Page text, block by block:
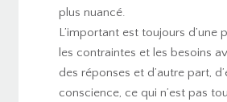
plus nuancé.
L’important est toujours d’une
les contraintes et les besoins
des réponses et d’autre part,
conscience, ce qui n’est pas